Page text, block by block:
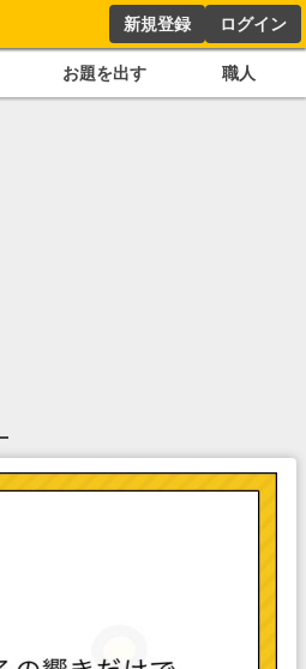
新規登録 ログイン
お題を出す 職人